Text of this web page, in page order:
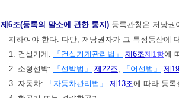
제6조(등록의 말소에 관한 통지) 등록관청은 저당권
지하여야 한다. 다만, 저당권자가 그 특정동산에
1. 건설기계:
「건설기계관리법」 제6조제1항에
2. 소형선박:
「선박법」 제22조 「어선법」 제
3. 자동차:
「자동차관리법」 제13조에 따라 등록